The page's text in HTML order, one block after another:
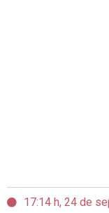
17:14 h, 24 de